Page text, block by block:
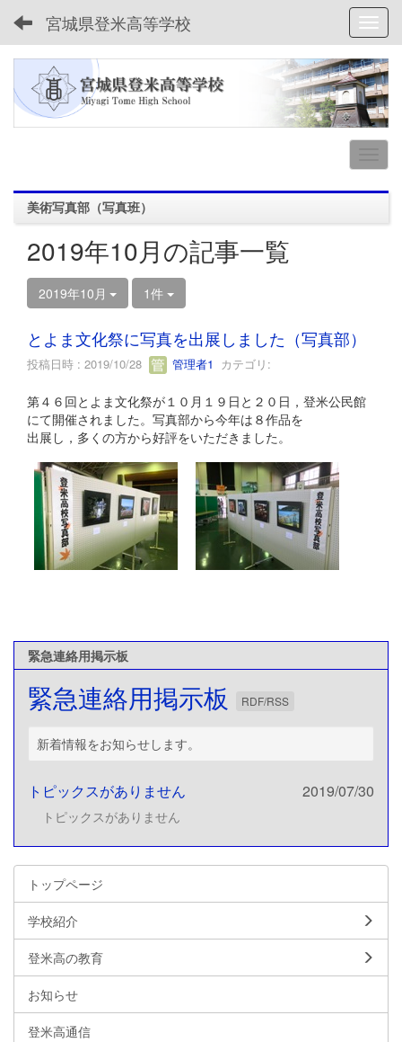
宮城県登米高等学校
美術写真部（写真班）
2019年10月の記事一覧
2019年10月 1件
とよま文化祭に写真を出展しました（写真部）
投稿日時 : 2019/10/28 管理者1 カテゴリ:
第４６回とよま文化祭が１０月１９日と２０日，登米公民館
にて開催されました。写真部から今年は８作品を
出展し，多くの方から好評をいただきました。
緊急連絡用掲示板
緊急連絡用掲示板 RDF/RSS
新着情報をお知らせします。
トピックスがありません 2019/07/30
トピックスがありません
トップページ
学校紹介
登米高の教育
お知らせ
登米高通信